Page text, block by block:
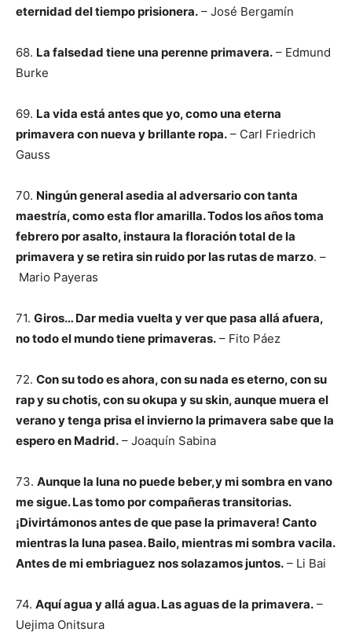
eternidad del tiempo prisionera. – José Bergamín
68. La falsedad tiene una perenne primavera. – Edmund
Burke
69. La vida está antes que yo, como una eterna
primavera con nueva y brillante ropa. – Carl Friedrich
Gauss
70. Ningún general asedia al adversario con tanta
maestría, como esta flor amarilla. Todos los años toma
febrero por asalto, instaura la floración total de la
primavera y se retira sin ruido por las rutas de marzo. –
Mario Payeras
71. Giros… Dar media vuelta y ver que pasa allá afuera,
no todo el mundo tiene primaveras. – Fito Páez
72. Con su todo es ahora, con su nada es eterno, con su
rap y su chotis, con su okupa y su skin, aunque muera el
verano y tenga prisa el invierno la primavera sabe que la
espero en Madrid. – Joaquín Sabina
73. Aunque la luna no puede beber,y mi sombra en vano
me sigue. Las tomo por compañeras transitorias.
¡Divirtámonos antes de que pase la primavera! Canto
mientras la luna pasea. Bailo, mientras mi sombra vacila.
Antes de mi embriaguez nos solazamos juntos. – Li Bai
74. Aquí agua y allá agua. Las aguas de la primavera. –
Uejima Onitsura